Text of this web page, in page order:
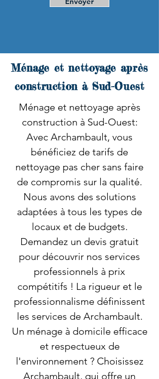
Ménage et nettoyage après
construction à Sud-Ouest
Ménage et nettoyage après
construction à Sud-Ouest:
Avec Archambault, vous
bénéficiez de tarifs de
nettoyage pas cher sans faire
de compromis sur la qualité.
Nous avons des solutions
adaptées à tous les types de
locaux et de budgets.
Demandez un devis gratuit
pour découvrir nos services
professionnels à prix
compétitifs ! La rigueur et le
professionnalisme définissent
les services de Archambault.
Un ménage à domicile efficace
et respectueux de
l'environnement ? Choisissez
Archambault, qui offre un